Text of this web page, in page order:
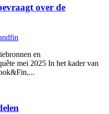
over de
en
mei 2025 In het kader van